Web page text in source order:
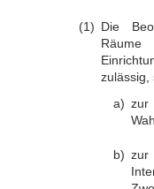
Die
zulässig,